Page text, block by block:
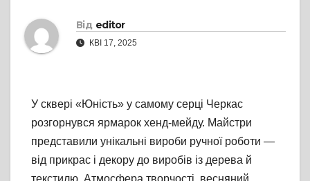
Від editor
КВІ 17, 2025
У сквері «Юність» у самому серці Черкас
розгорнувся ярмарок хенд-мейду. Майстри
представили унікальні вироби ручної роботи —
від прикрас і декору до виробів із дерева й